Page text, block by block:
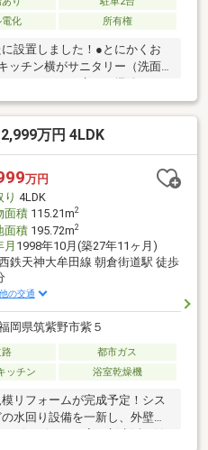
電化 所有権
設置しました！●とにかくお
ッチン横がサニタリー（洗面
器棚も充実の対面式オープン
います●南側開口から光が降り
ってます●玄関正面は調湿効
（見た目もお洒落です）●シ
Ｍ）が有る玄関ホール●１階和
出来て便利です●皆が一番集
います●家族の雰囲
万円 4LDK
万円
り 4LDK
面積115.21m2
面積195.72m2
月 1998年10月(築27年11ヶ月)
鉄天神大牟田線 朝倉街道駅 徒歩
の交通
岡県筑紫野市紫５
路
都市ガス
ッチン 浴室乾燥機
リフォームが完成予定！シス
水回り設備を一新し、外壁塗